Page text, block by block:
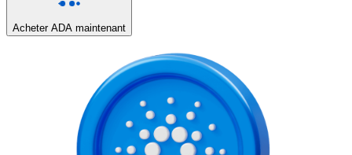
Acheter ADA maintenant